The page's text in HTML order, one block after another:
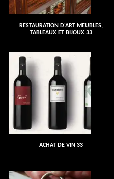
RESTAURATION D'ART MEUBLES,
TABLEAUX ET BIJOUX 33
ACHAT DE VIN 33